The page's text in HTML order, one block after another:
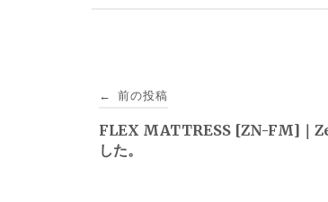
稿
ナ
← 前の投稿
FLEX MATTRESS [ZN-FM]｜
した。